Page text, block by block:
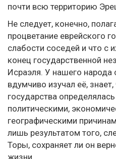
почти всю территорию
Не следует, конечно,
процветание еврейского
слабости соседей и что с
конец государственной
Исраэля. У нашего народа
вдумчиво изучал её,
государства
политическими,
географическими
лишь результатом того,
Торы, сохраняет ли он
жизни.